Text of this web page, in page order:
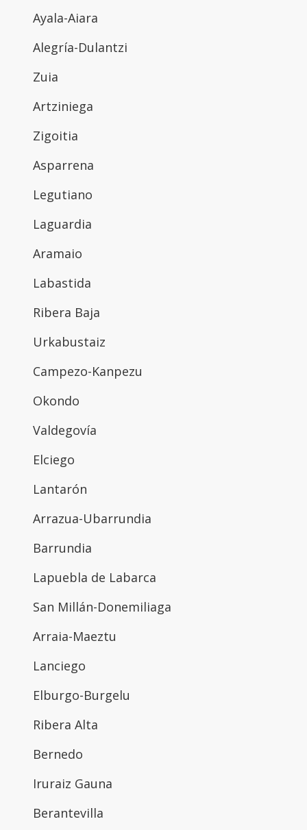
Ayala-Aiara
Alegría-Dulantzi
Zuia
Artziniega
Zigoitia
Asparrena
Legutiano
Laguardia
Aramaio
Labastida
Ribera Baja
Urkabustaiz
Campezo-Kanpezu
Okondo
Valdegovía
Elciego
Lantarón
Arrazua-Ubarrundia
Barrundia
Lapuebla de Labarca
San Millán-Donemiliaga
Arraia-Maeztu
Lanciego
Elburgo-Burgelu
Ribera Alta
Bernedo
Iruraiz Gauna
Berantevilla